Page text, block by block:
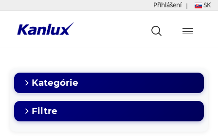
Přihlášení | SK
główna
Kategórie
Filtre